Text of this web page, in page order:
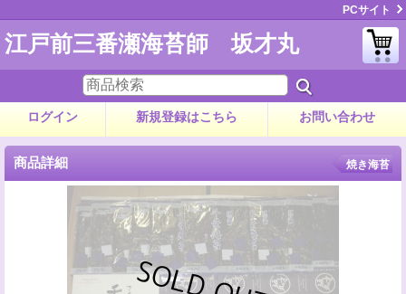
PCサイト
江戸前三番瀬海苔師 坂才丸
ログイン 新規登録はこちら お問い合わせ
商品詳細 焼き海苔